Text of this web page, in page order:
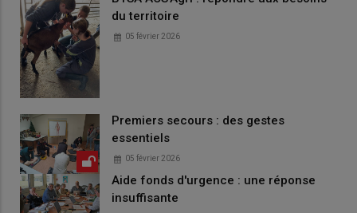
du territoire
05 février 2026
Premiers secours : des gestes
essentiels
05 février 2026
Aide fonds d'urgence : une réponse
insuffisante